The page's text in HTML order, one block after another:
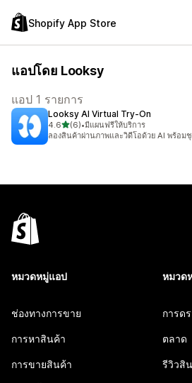
Shopify App Store
แอปโดย Looksy
แอป 1 รายการ
Looksy AI Virtual Try‑On
4.6เต็ม 5 ดาว
(6)
ทั้งหมด 6 รีวิว
•มีแผนฟรีให้บริการ
ลองสินค้าผ่านภาพและวิดีโอด้วย AI พร้อม
หมวดหมู่แอป
ช่องทางการขาย
การหาสินค้า
การขายสินค้า
หมวด
การด
ตลาด
รีวิวสิ